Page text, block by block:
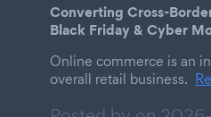
Converting Cross-
Black Friday & Cyber
Online commerce is an
overall retail business.